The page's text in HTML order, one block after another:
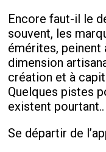
Encore faut-il le
souvent, les
émérites, peinent
dimension
création et à
Quelques pistes
existent pourtant..
Se départir de